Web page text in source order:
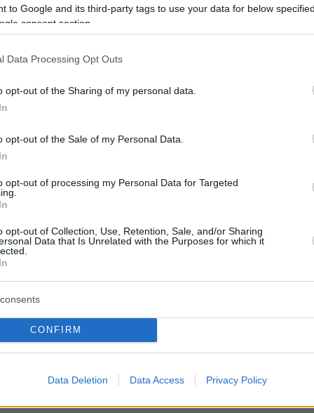
to Google and its third-party tags to use your data for below
consent section.
Data Processing Opt Outs
opt-out of the Sharing of my personal data.
opt-out of the Sale of my Personal Data.
opt-out of processing my Personal Data for Targeted
opt-out of Collection, Use, Retention, Sale, and/or Sharing
Data that Is Unrelated with the Purposes for which it
CONFIRM
Data Deletion Data Access Privacy Policy
το 58% κατανεμήθηκε σε Διαχειριστές
Managers), 18% σε Τράπεζες και
Ταμεία και 9% σε Οργανισμούς
Funds).
στρατηγική του Ομίλου Eurobank για τη
συνεχούς συμμόρφωσης με τις ελάχιστες
κεφαλαίων και επιλέξιμων υποχρεώσεων
διατεθούν για γενικούς επιχειρηματικούς
της έκδοσης ήταν οι BNP Paribas, Deutsche
Sachs, IMI – Intesa Sanpaolo, Jefferies και
protothema.gr στο Google News
και μάθετε πρώτοι όλες